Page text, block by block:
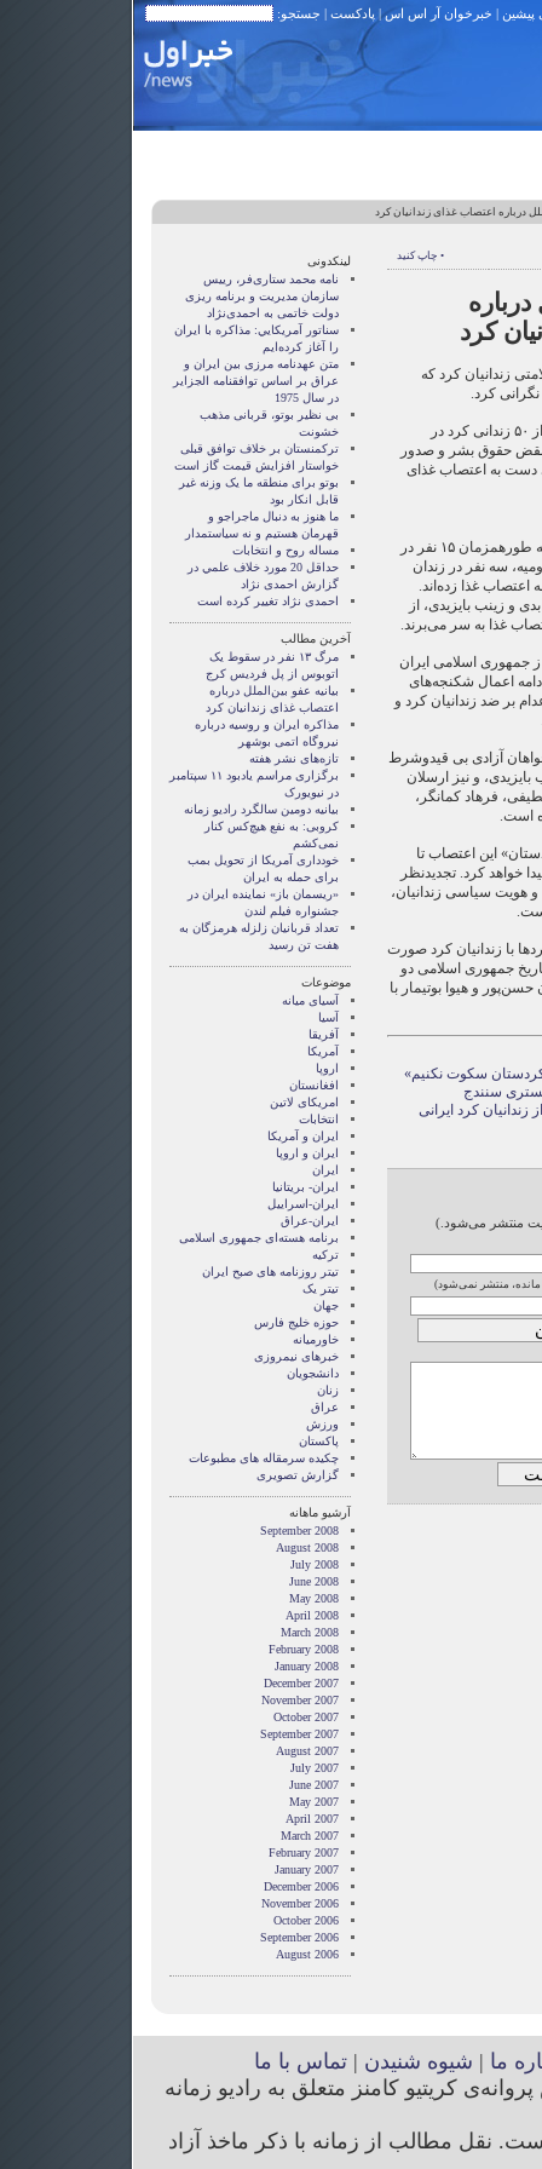
پیشین | خبرخوان آر اس اس| پادکست | جستجو:
درباره اعتصاب غذای زندانیان کرد
• چاپ کنید
درباره
کرد
زندانیان کرد که
کرد.
در این بیانیه نوشته شده که بیش از ۵۰ زندانی کرد در
نقض حقوق بشر و صدور
دست به اعتصاب غذای
از تاریخ ۲۵ اگوست (۴شهریور)، به طورهمزمان ۱۵ نفر در
ارومیه، سه نفر در زندان
غذا زده‌اند.
و زینب بایزیدی، از
غذا به سر می‌برند.
جمهوری اسلامی ایران
اعمال شکنجه‌های
بر ضد زندانیان کرد و
آزادی بی قیدوشرط
بایزیدی، و نیز ارسلان
فرهاد کمانگر،
است.
این اعتصاب تا
خواهد کرد. تجدید‌نظر
هویت سیاسی زندانیان،
با زندانیان کرد صورت
جمهوری اسلامی دو
حسن‌پور و هیوا بوتیمار با
سکوت نکنیم»
سنندج
کرد ایرانی
منتشر می‌شود.)
مانده، منتشر نمی‌شود)
لینکدونی
نامه محمد ستاری‌فر، رییس
سازمان مدیریت و برنامه ریزی
دولت خاتمی به احمدی‌نژاد
سناتور آمريکايي: مذاکره با ايران
را آغاز کرده‌ايم
متن عهدنامه مرزى بين ايران و
عراق بر اساس توافقنامه الجزاير
در سال 1975
بی نظیر بوتو، قربانی مذهب
خشونت
ترکمنستان بر خلاف توافق قبلی
خواستار افزایش قیمت گاز است
بوتو برای منطقه ما یک وزنه غیر
قابل انکار بود
ما هنوز به دنبال ماجراجو و
قهرمان هستيم و نه سياستمدار
مساله روح و انتخابات
حداقل 20 مورد خلاف علمي در
گزارش احمدی نژاد
احمدی نژاد تغییر کرده است
آخرین مطالب
مرگ ۱۳ نفر در سقوط یک
اتوبوس از پل فردیس کرج
بیانیه عفو بین‌الملل درباره
اعتصاب غذای زندانیان کرد
مذاکره ایران و روسیه درباره
نیروگاه اتمی بوشهر
تازه‌های نشر هفته
برگزاری مراسم یادبود ۱۱ سپتامبر
در نیویورک
بیانیه دومین سالگرد رادیو زمانه
کروبی: به نفع هیچ‌کس کنار
نمی‌کشم
خودداری آمریکا از تحویل بمب
برای حمله به ایران
«ریسمان باز» نماینده ایران در
جشنواره فیلم لندن
تعداد قربانیان زلزله هرمزگان به
هفت تن رسید
موضوعات
آسيای ميانه
آسیا
آفریقا
آمریکا
اروپا
افغانستان
امریکای لاتین
انتخابات
ايران و آمريکا
ايران و اروپا
ایران
ایران- بریتانیا
ایران-اسراییل
ایران-عراق
برنامه هسته‌ای جمهوری اسلامی
ترکیه
تیتر روزنامه های صبح ایران
تیتر یک
جهان
حوزه خلیج فارس
خاورمیانه
خبرهای نیمروزی
دانشجویان
زنان
عراق
ورزش
پاکستان
چکیده سرمقاله های مطبوعات
گزارش تصويری
آرشیو ماهانه
September 2008
August 2008
July 2008
June 2008
May 2008
April 2008
March 2008
February 2008
January 2008
December 2007
November 2007
October 2007
September 2007
August 2007
July 2007
June 2007
May 2007
April 2007
March 2007
February 2007
January 2007
December 2006
November 2006
October 2006
September 2006
August 2006
ما | شیوه شنیدن |تماس با ما
کریتیو کامنز متعلق به رادیو زمانه
نقل مطالب از زمانه با ذکر ماخذ آزاد